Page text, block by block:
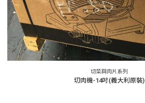
切菜與肉片系列
切肉機-14吋(義大利原裝)